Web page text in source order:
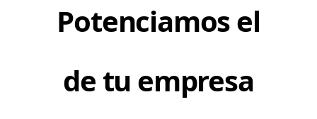
Potenciamos el
de tu empresa